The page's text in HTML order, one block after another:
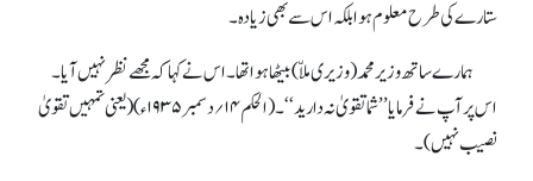
ستارے کی طرح معلوم ہوا بلکہ اس سے بھی زیادہ ۔
ہمارے ساتھ وزیر محمد (وزیر ی ملاّ) بیٹھا ہوا تھا ۔ اس نے کہا کہ مجھے نظر نہیں آیا ۔
اس پر آپ نے فرمایا ’’شما تقویٰ نہ دارید‘‘ ۔(الحکم ۱۴؍دسمبر ۱۹۳۵ء)(یعنی تمہیں تقویٰ
نصیب نہیں)۔